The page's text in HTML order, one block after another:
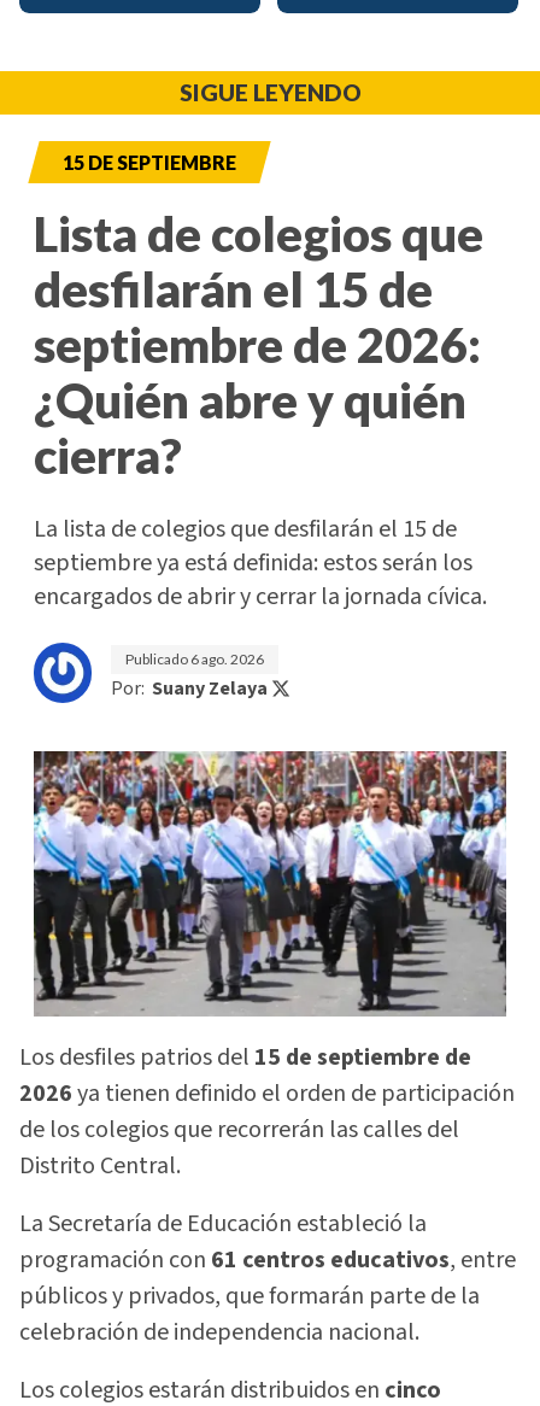
SIGUE LEYENDO
15 DE SEPTIEMBRE
Lista de colegios que
desfilarán el 15 de
septiembre de 2026:
¿Quién abre y quién
cierra?
La lista de colegios que desfilarán el 15 de
septiembre ya está definida: estos serán los
encargados de abrir y cerrar la jornada cívica.
Publicado 6 ago. 2026
Por: Suany Zelaya
Los desfiles patrios del 15 de septiembre de
2026ya tienen definido el orden de participación
de los colegios que recorrerán las calles del
Distrito Central.
La Secretaría de Educación estableció la
programación con 61 centros educativos, entre
públicos y privados, que formarán parte de la
celebración de independencia nacional.
Los colegios estarán distribuidos en cinco